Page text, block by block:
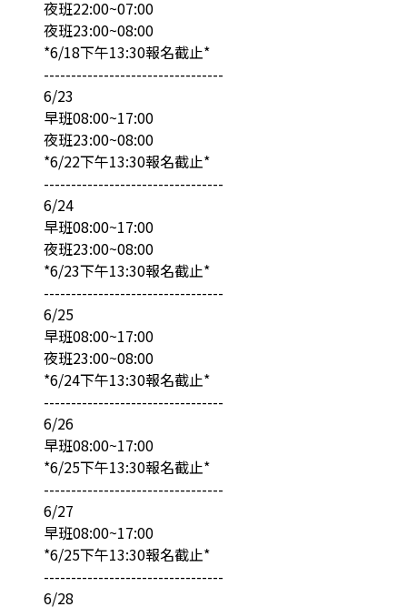
夜班22:00~07:00
夜班23:00~08:00
*6/18下午13:30報名截止*
---------------------------------
6/23
早班08:00~17:00
夜班23:00~08:00
*6/22下午13:30報名截止*
---------------------------------
6/24
早班08:00~17:00
夜班23:00~08:00
*6/23下午13:30報名截止*
---------------------------------
6/25
早班08:00~17:00
夜班23:00~08:00
*6/24下午13:30報名截止*
---------------------------------
6/26
早班08:00~17:00
*6/25下午13:30報名截止*
---------------------------------
6/27
早班08:00~17:00
*6/25下午13:30報名截止*
---------------------------------
6/28